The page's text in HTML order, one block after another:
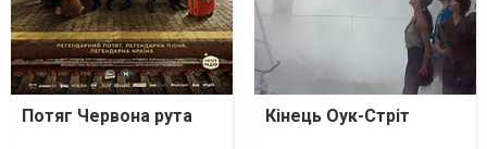
Потяг Червона рута Кінець Оук-Стріт